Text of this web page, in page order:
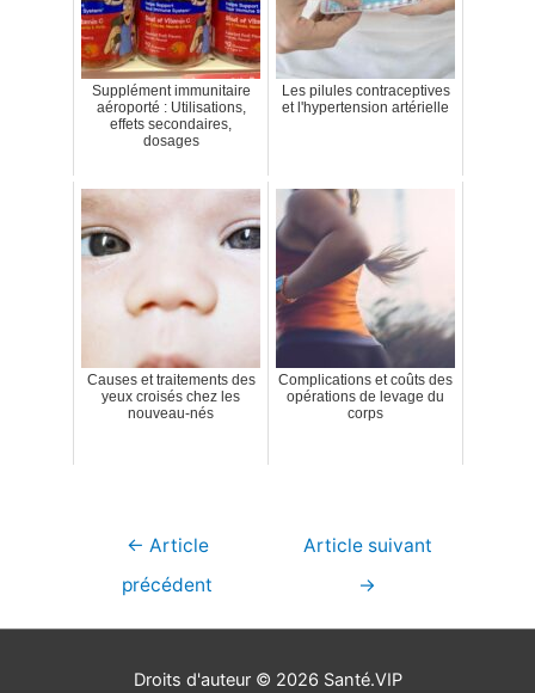
Supplément immunitaire
aéroporté : Utilisations,
effets secondaires,
dosages
Les pilules contraceptives
et l'hypertension artérielle
Causes et traitements des
yeux croisés chez les
nouveau-nés
Complications et coûts des
opérations de levage du
corps
Navigation
← Article
précédent
Article suivant
→
Droits d'auteur © 2026 Santé.VIP